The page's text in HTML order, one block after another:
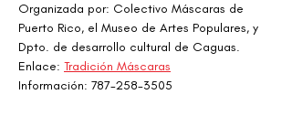
Organizada por: Colectivo Máscaras de
Puerto Rico, el Museo de Artes Populares, y
Dpto. de desarrollo cultural de Caguas.
Enlace: Tradición Máscaras
Información: 787-258-3505